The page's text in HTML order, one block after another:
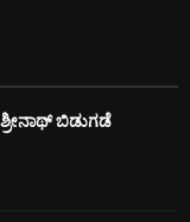
ಬಿಡುಗಡೆ